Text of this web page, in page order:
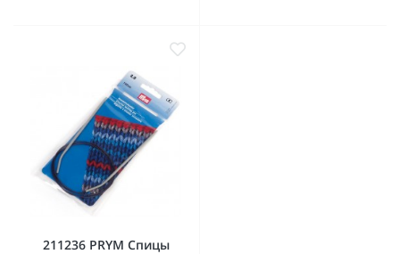
211236 PRYM Спицы